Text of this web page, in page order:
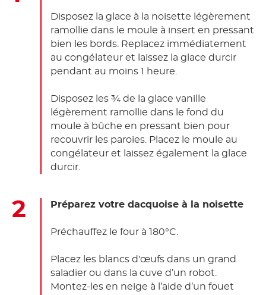
Disposez la glace à la noisette légèrement
ramollie dans le moule à insert en pressant
bien les bords. Replacez immédiatement
au congélateur et laissez la glace durcir
pendant au moins 1 heure.
Disposez les ¾ de la glace vanille
légèrement ramollie dans le fond du
moule à bûche en pressant bien pour
recouvrir les paroies. Placez le moule au
congélateur et laissez également la glace
durcir.
Préparez votre dacquoise à la noisette
Préchauffez le four à 180°C.
Placez les blancs d'œufs dans un grand
saladier ou dans la cuve d’un robot.
Montez-les en neige à l’aide d’un fouet